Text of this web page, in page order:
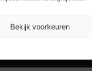
Bekijk voorkeuren
20 %
25 %